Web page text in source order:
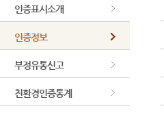
인증표시소개
인증정보
부정유통신고
친환경인증통계